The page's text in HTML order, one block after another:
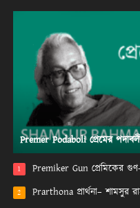
Premer Podaboli প্রেমের
1 Premiker Gun প্রেমিকের
2 Prarthona প্রার্থনা– শামসুর